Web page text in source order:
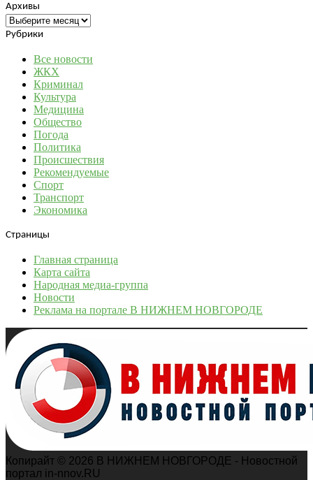
Архивы
Архивы
Рубрики
Все новости
ЖКХ
Криминал
Культура
Медицина
Общество
Погода
Политика
Происшествия
Рекомендуемые
Спорт
Транспорт
Экономика
Страницы
Главная страница
Карта сайта
Народная медиа-группа
Новости
Реклама на портале В НИЖНЕМ НОВГОРОДЕ
Копирайт © 2026 В НИЖНЕМ НОВГОРОДЕ - Новостной
портал in-nnov.RU